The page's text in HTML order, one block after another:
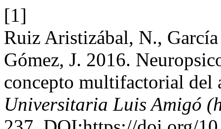
[1]
Ruiz Aristizábal, N.,
Gómez, J. 2016.
concepto multifactorial del
Universitaria Luis Amigó